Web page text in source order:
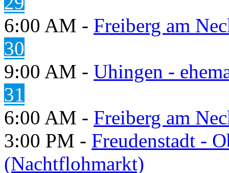
6:00 AM - Freiberg am
30
9:00 AM - Uhingen -
31
6:00 AM - Freiberg am
3:00 PM - Freudenstadt -
(Nachtflohmarkt)